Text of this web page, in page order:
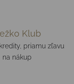
Klub
priamu zľavu
na nákup